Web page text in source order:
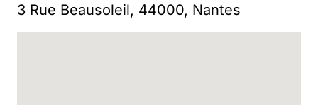
3 Rue Beausoleil, 44000, Nantes